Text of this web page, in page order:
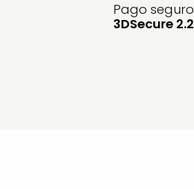
Pago seguro
3DSecure 2.2